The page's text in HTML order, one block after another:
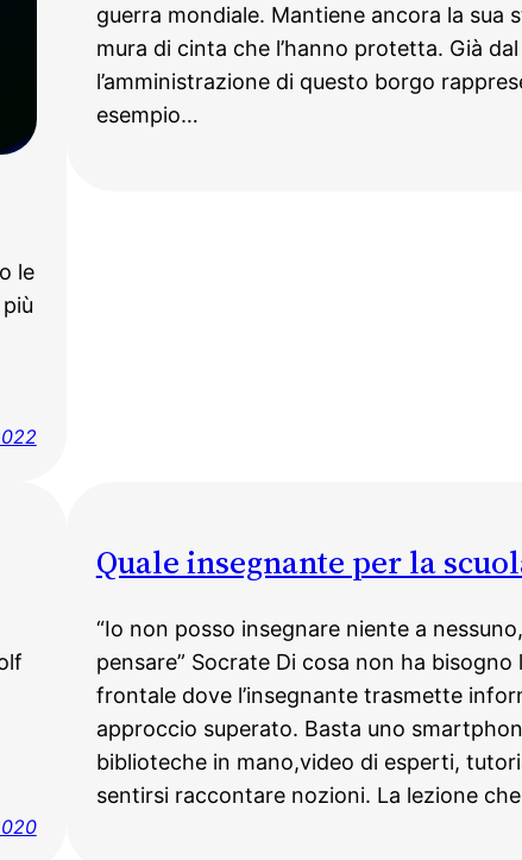
le
guerra mondiale. Mantiene ancora la sua
mura di cinta che l’hanno protetta. Già
l’amministrazione di questo borgo
esempio…
Quale insegnante per la
“Io non posso insegnare niente a
pensare” Socrate Di cosa non ha bisogno
frontale dove l’insegnante trasmette
approccio superato. Basta uno
biblioteche in mano,video di esperti,
sentirsi raccontare nozioni. La lezione